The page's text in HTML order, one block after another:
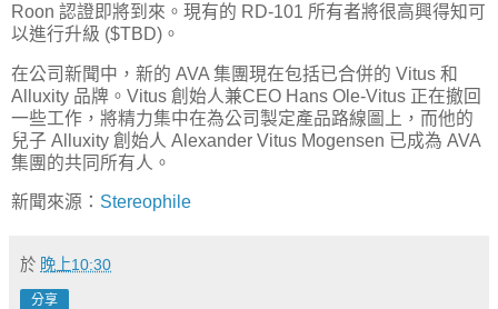
Roon 認證即將到來。現有的 RD-101 所有者將很高興得知可
以進行升級 ($TBD)。
在公司新聞中，新的 AVA 集團現在包括已合併的 Vitus 和
Alluxity 品牌。Vitus 創始人兼CEO Hans Ole-Vitus 正在撤回
一些工作，將精力集中在為公司製定產品路線圖上，而他的
兒子 Alluxity 創始人 Alexander Vitus Mogensen 已成為 AVA
集團的共同所有人。
新聞來源： Stereophile
於 晚上10:30
分享